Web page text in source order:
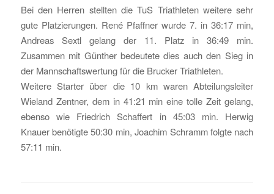
Bei den Herren stellten die TuS Triathleten weitere sehr
gute Platzierungen. René Pfaffner wurde 7. in 36:17 min,
Andreas Sextl gelang der 11. Platz in 36:49 min.
Zusammen mit Günther bedeutete dies auch den Sieg in
der Mannschaftswertung für die Brucker Triathleten.
Weitere Starter über die 10 km waren Abteilungsleiter
Wieland Zentner, dem in 41:21 min eine tolle Zeit gelang,
ebenso wie Friedrich Schaffert in 45:03 min. Herwig
Knauer benötigte 50:30 min, Joachim Schramm folgte nach
57:11 min.